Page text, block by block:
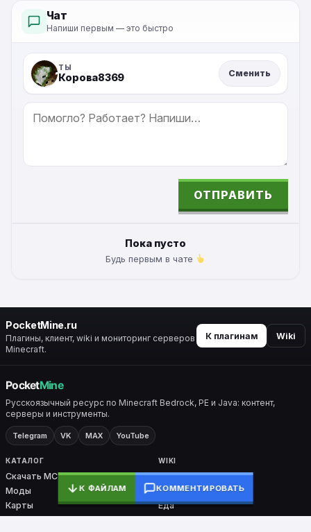
Чат
Напиши первым — это быстро
ТЫ
Корова8369 Сменить
СООБЩЕНИЕ
ОТПРАВИТЬ
Пока пусто
Будь первым в чате
PocketMine.ru
Плагины, клиент, wiki и мониторинг серверов
Minecraft.
К плагинам Wiki
Русскоязычный ресурс по Minecraft Bedrock, PE и Java: контент,
серверы и инструменты.
Telegram VK MAX YouTube
КАТАЛОГ
Скачать MC
Моды
Карты
WIKI
Все разделы
Крафты
Еда
К ФАЙЛАМ КОММЕНТИРОВАТЬ